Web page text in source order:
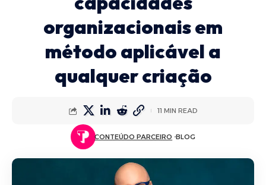
organizacionais em
método aplicável a
qualquer criação
CONTEÚDO PARCEIRO BLOG
11 MIN READ